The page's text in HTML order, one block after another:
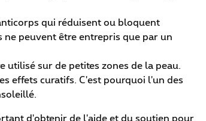
qui réduisent ou bloquent
ne peuvent être entrepris que par un
utilisé sur de petites zones de la peau.
effets curatifs. C'est pourquoi l'un des
d'obtenir de l'aide et du soutien pour